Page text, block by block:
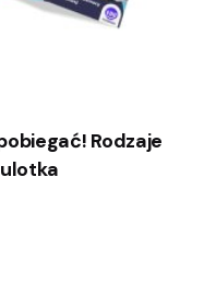
Rodzaje